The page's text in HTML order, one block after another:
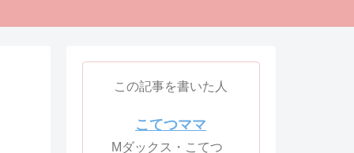
この記事を書いた人
こてつママ
Mダックス・こてつ